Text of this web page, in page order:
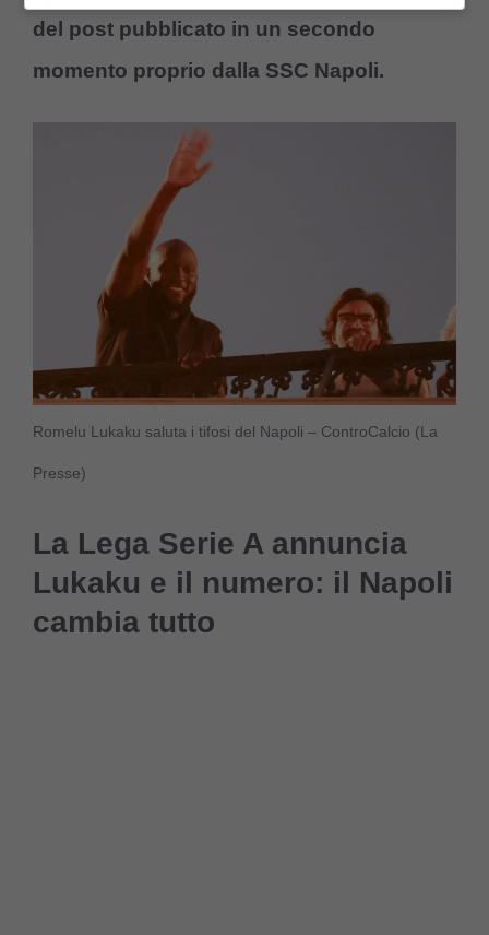
del post pubblicato in un secondo
momento proprio dalla SSC Napoli.
Romelu Lukaku saluta i tifosi del Napoli – ControCalcio (La
Presse)
La Lega Serie A annuncia
Lukaku e il numero: il Napoli
cambia tutto